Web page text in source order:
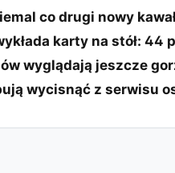
co drugi nowy
karty na stół: 44
wyglądają jeszcze
wycisnąć z serwisu